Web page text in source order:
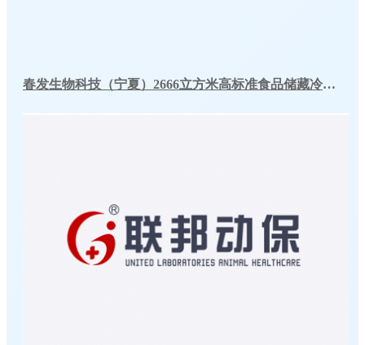
春发生物科技（宁夏）2666立方米高标准食品储藏冷库工程案例